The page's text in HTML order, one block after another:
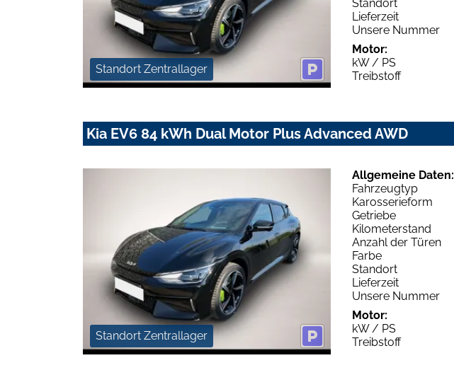
Standort Zentrallager
Standort
Lieferzeit
Unsere Nummer
Motor:
kW / PS
Treibstoff
Kia EV6 84 kWh Dual Motor Plus Advanced AWD
Standort Zentrallager
Allgemeine Daten:
Fahrzeugtyp
Karosserieform
Getriebe
Kilometerstand
Anzahl der Türen
Farbe
Standort
Lieferzeit
Unsere Nummer
Motor:
kW / PS
Treibstoff